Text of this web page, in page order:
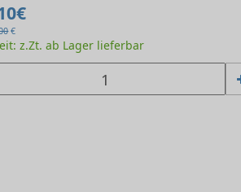
€
z.Zt. ab Lager lieferbar